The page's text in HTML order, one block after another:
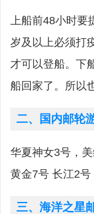
上船前48小时要
岁及以上必须打
才可以登船。下
船回家了。所以
二、国内邮轮
华夏神女3号，
黄金7号 长江2号
三、海洋之星